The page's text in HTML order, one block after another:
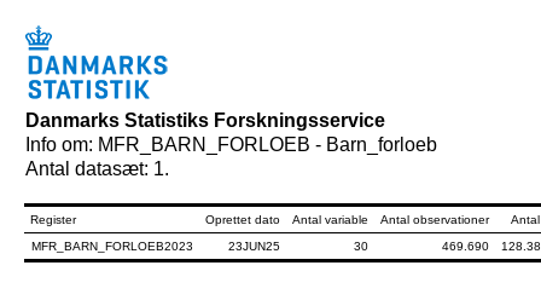
Danmarks Statistiks Forskningsservice
Info om: MFR_BARN_FORLOEB - Barn_forloeb
Antal datasæt: 1.
Register Oprettet dato Antal variable Antal observationer
MFR_BARN_FORLOEB2023
23JUN25 30 469.690